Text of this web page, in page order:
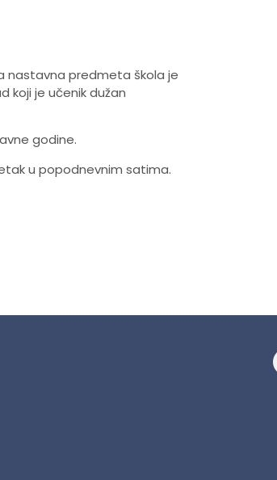
nastavna predmeta škola je
koji je učenik dužan
godine.
u popodnevnim satima.